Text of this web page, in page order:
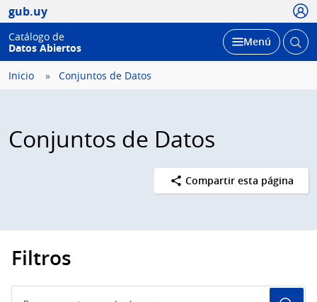
gub.uy
Catálogo de
Datos Abiertos
Desplegar
Menú Abrir
Inicio Conjuntos de Datos
Conjuntos de Datos
Compartir esta página
Filtros